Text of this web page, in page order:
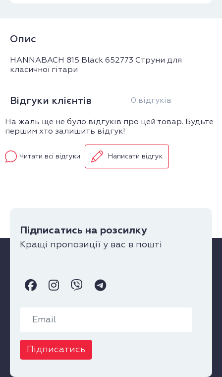
Опис
HANNABACH 815 Black 652773 Струни для
класичної гітари
Відгуки клієнтів 0 відгуків
На жаль ще не було відгуків про цей товар. Будьте
першим хто залишить відгук!
Читати всі відгуки Написати відгук
Підписатись на розсилку
Кращі пропозиції у вас в пошті
Підписатись